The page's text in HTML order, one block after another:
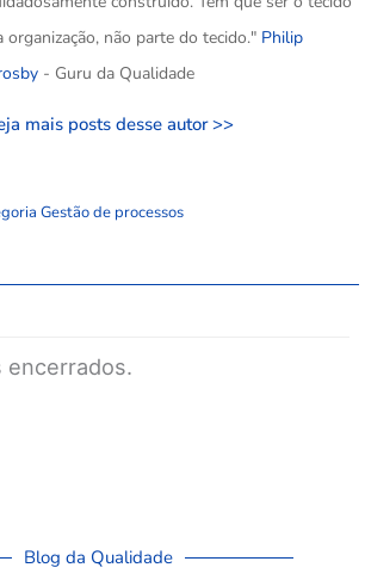
organização, não parte do tecido." Philip
- Guru da Qualidade
mais posts desse autor >>
Gestão de processos
encerrados.
Blog da Qualidade